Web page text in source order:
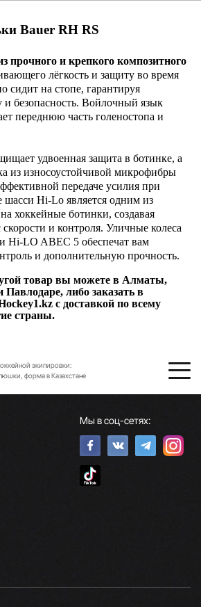
Bauer RH RS
прочного и крепкого композитного
лёгкость и защиту во время
сидит на стопе, гарантируя
безопасность. Войлочный язык
переднюю часть голеностопа и
удвоенная защита в ботинке, а
из износоустойчивой микрофибры
передаче усилия при
шасси Hi-Lo является одним из
хоккейные ботинки, создавая
и контроля. Уличные колеса
Hi-LO ABEC 5 обеспечат вам
и дополнительную прочность.
товар вы можете в Алматы,
Павлодаре, либо заказать в
с доставкой по всему
страны.
экипировки:
форма в Казахстане
Мы в соц-сетях: